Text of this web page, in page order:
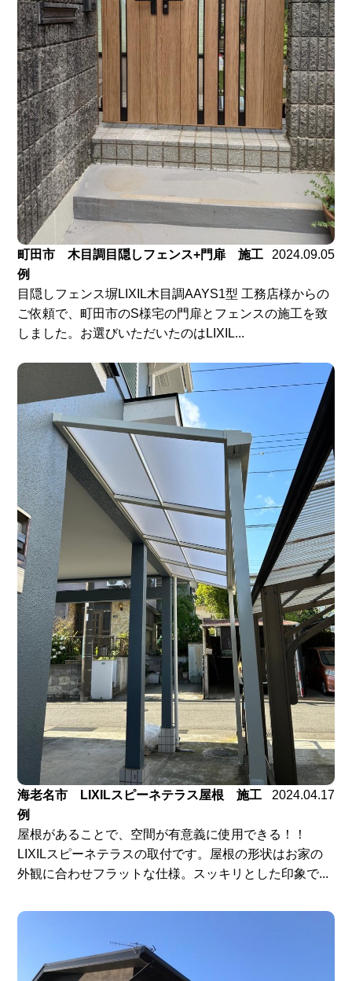
町田市 木目調目隠しフェンス+門扉 施工
例
2024.09.05
目隠しフェンス塀LIXIL木目調AAYS1型 工務店様からの
ご依頼で、町田市のS様宅の門扉とフェンスの施工を致
しました。お選びいただいたのはLIXIL...
海老名市 LIXILスピーネテラス屋根 施工
例
2024.04.17
屋根があることで、空間が有意義に使用できる！！
LIXILスピーネテラスの取付です。屋根の形状はお家の
外観に合わせフラットな仕様。スッキリとした印象で...